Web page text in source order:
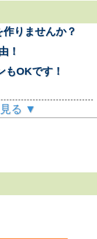
りませんか？
！
もOKです！
はる ▼